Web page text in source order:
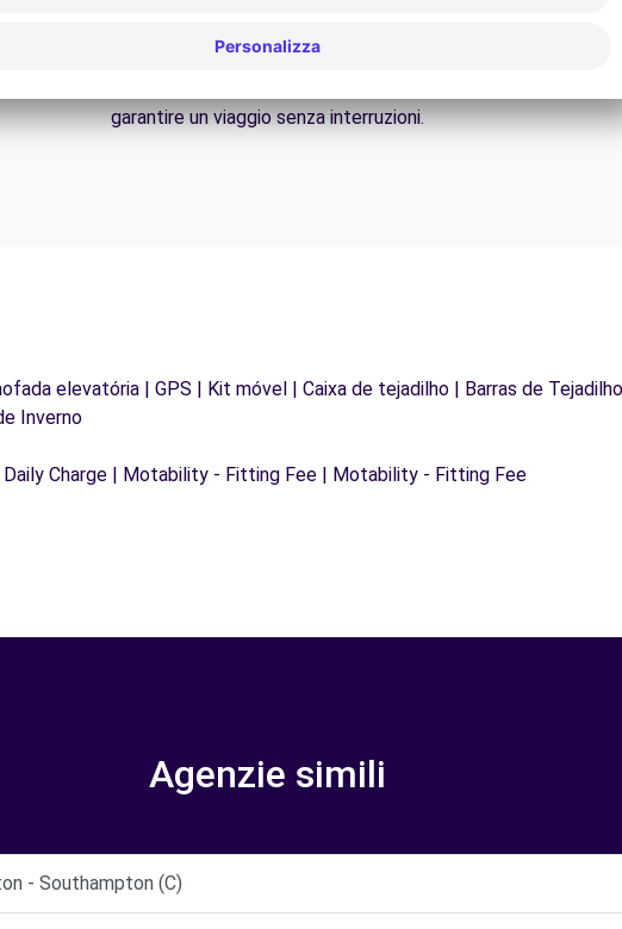
Problemi sulla strada? Il nostro servizio di
garantire un viaggio senza interruzioni.
Dalle auto
familiari,
elevatória | GPS | Kit móvel | Caixa de tejadilho | Barras de
Inverno
Charge | Motability - Fitting Fee | Motability - Fitting Fee
Agenzie simili
- Southampton (C)